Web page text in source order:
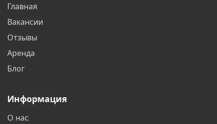
Владимир
Главная
Вакансии
Отзывы
Аренда
Блог
Информация
О нас